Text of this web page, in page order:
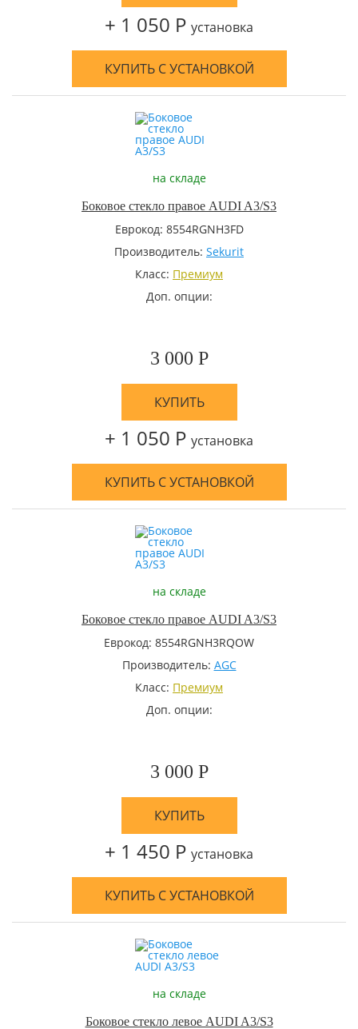
+ 1 050 Р установка
КУПИТЬ С УСТАНОВКОЙ
на складе
Боковое стекло правое AUDI A3/S3
Еврокод: 8554RGNH3FD
Производитель: Sekurit
Класс: Премиум
Доп. опции:
3 000 Р
КУПИТЬ
+ 1 050 Р установка
КУПИТЬ С УСТАНОВКОЙ
на складе
Боковое стекло правое AUDI A3/S3
Еврокод: 8554RGNH3RQOW
Производитель: AGC
Класс: Премиум
Доп. опции:
3 000 Р
КУПИТЬ
+ 1 450 Р установка
КУПИТЬ С УСТАНОВКОЙ
на складе
Боковое стекло левое AUDI A3/S3